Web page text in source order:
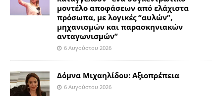
μοντέλο αποφάσεων από ελάχιστα
πρόσωπα, με λογικές “αυλών”,
μηχανισμών και παρασκηνιακών
ανταγωνισμών”
6 Αυγούστου 2026
Δόμνα Μιχαηλίδου: Αξιοπρέπεια
6 Αυγούστου 2026